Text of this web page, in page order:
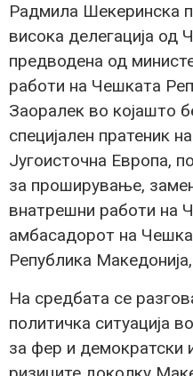
Радмила Шекеринска
висока делегација од
предводена од
работи на Чешката
Заоралек во којашто
специјален пратеник
Југоисточна Европа,
за проширување,
внатрешни работи на
амбасадорот на
Република
На средбата се
политичка ситуација
за фер и демократски